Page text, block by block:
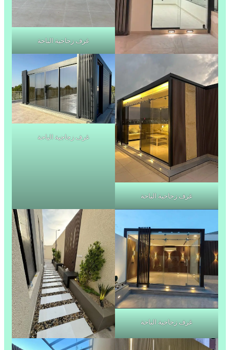
غرف زجاجية الباحة
غرف زجاجية الباحة
غرف زجاجية الباحة
غرف زجاجية الباحة